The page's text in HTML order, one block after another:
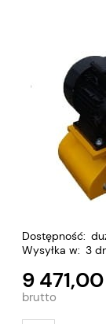
Dostępność:
Wysyłka w: 3
9 471,00